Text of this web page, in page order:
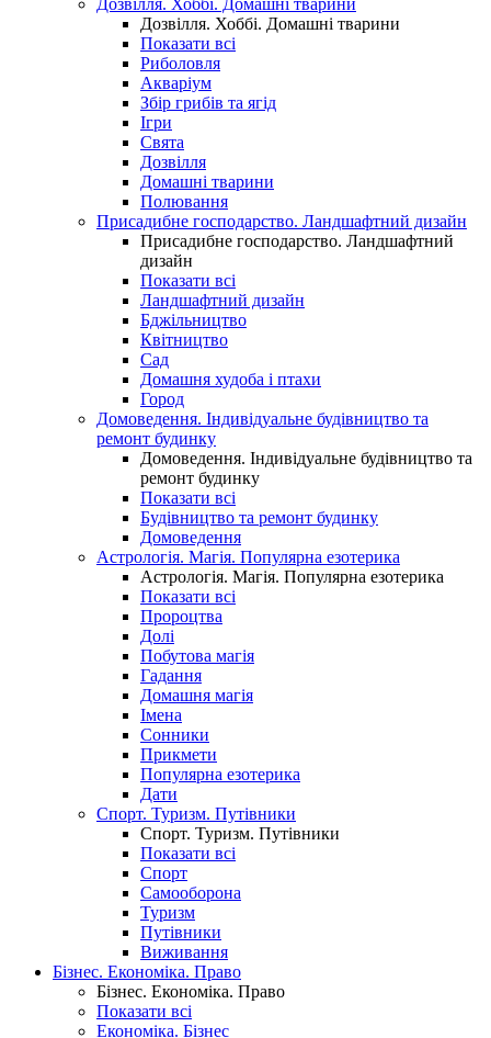
Дозвілля. Хоббі. Домашні тварини
Дозвілля. Хоббі. Домашні тварини
Показати всі
Риболовля
Акваріум
Збір грибів та ягід
Ігри
Свята
Дозвілля
Домашні тварини
Полювання
Присадибне господарство. Ландшафтний дизайн
Присадибне господарство. Ландшафтний
дизайн
Показати всі
Ландшафтний дизайн
Бджільництво
Квітництво
Сад
Домашня худоба і птахи
Город
Домоведення. Індивідуальне будівництво та
ремонт будинку
Домоведення. Індивідуальне будівництво та
ремонт будинку
Показати всі
Будівництво та ремонт будинку
Домоведення
Астрологія. Магія. Популярна езотерика
Астрологія. Магія. Популярна езотерика
Показати всі
Пророцтва
Долі
Побутова магія
Гадання
Домашня магія
Імена
Сонники
Прикмети
Популярна езотерика
Дати
Спорт. Туризм. Путівники
Спорт. Туризм. Путівники
Показати всі
Спорт
Самооборона
Туризм
Путівники
Виживання
Бізнес. Економіка. Право
Бізнес. Економіка. Право
Показати всі
Економіка. Бізнес